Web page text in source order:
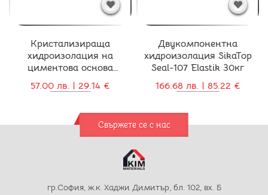
Кристализираща
хидроизолация на
циментова основа
MonoTop 120 Seal 25кг
57.00 лв. | 29.14 €
Двукомпонентна
хидроизолация SikaTop
Seal-107 Elastik 30кг
166.68 лв. | 85.22 €
Свържете се с нас
гр.София, ж.к. Хаджи Димитър, бл. 102, вх. Б